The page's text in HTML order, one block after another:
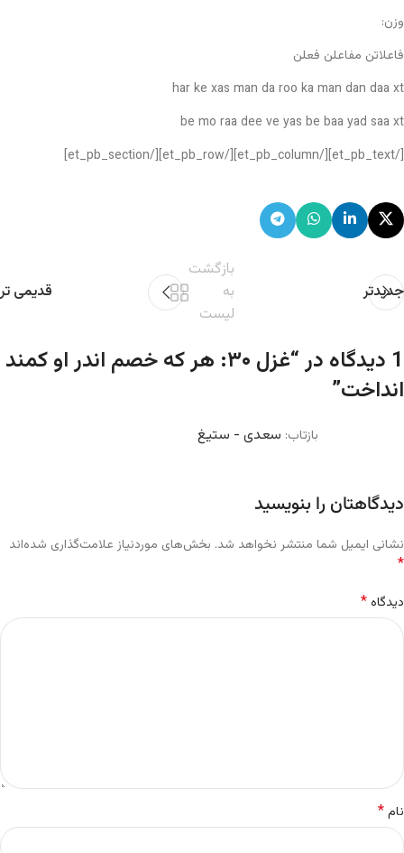
وزن:
فاعلاتن مفاعلن فعلن
har ke xas man da roo ka man dan daa xt
be mo raa dee ve yas be baa yad saa xt
[/et_pb_text][/et_pb_column][/et_pb_row][/et_pb_section]
جدیدتر
بازگشت
به
لیست
قدیمی تر
1 دیدگاه در “
غزل ۳۰: هر که خصم اندر او کمند
انداخت”
بازتاب: سعدی - ستیغ
دیدگاهتان را بنویسید
نشانی ایمیل شما منتشر نخواهد شد. بخش‌های موردنیاز علامت‌گذاری شده‌اند
*
دیدگاه*
نام*